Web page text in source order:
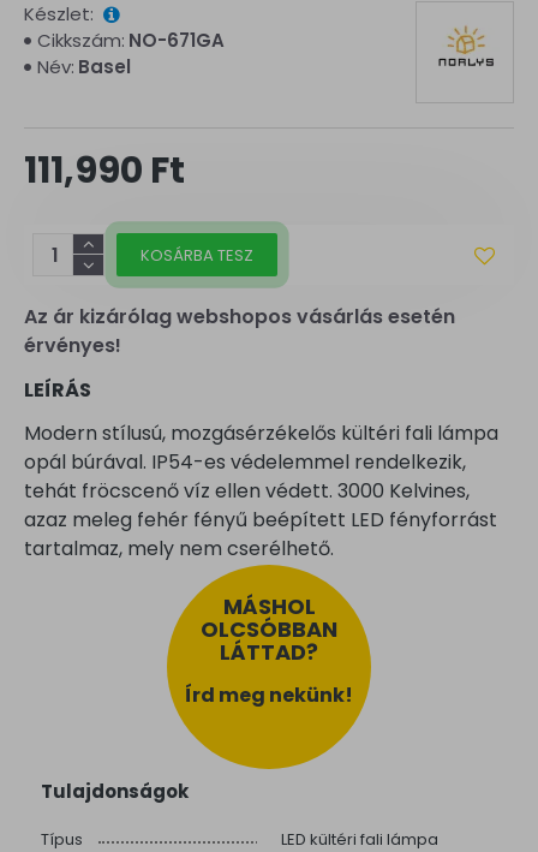
Az ár kizárólag webshopos vásárlás esetén
érvényes!
111,990 Ft
Készlet:
Cikkszám: NO-671GA
Név: Basel
KOSÁRBA TESZ
LEÍRÁS
Modern stílusú, mozgásérzékelős kültéri fali lámpa
opál búrával. IP54-es védelemmel rendelkezik,
tehát fröcscenő víz ellen védett. 3000 Kelvines,
azaz meleg fehér fényű beépített LED fényforrást
tartalmaz, mely nem cserélhető.
MÁSHOL
OLCSÓBBAN
LÁTTAD?
Írd meg nekünk!
Tulajdonságok
Típus
LED kültéri fali lámpa